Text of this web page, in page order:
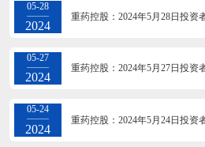
05-28
2024
重药控股：2024年5月28日投资
05-27
2024
重药控股：2024年5月27日投资
05-24
2024
重药控股：2024年5月24日投资